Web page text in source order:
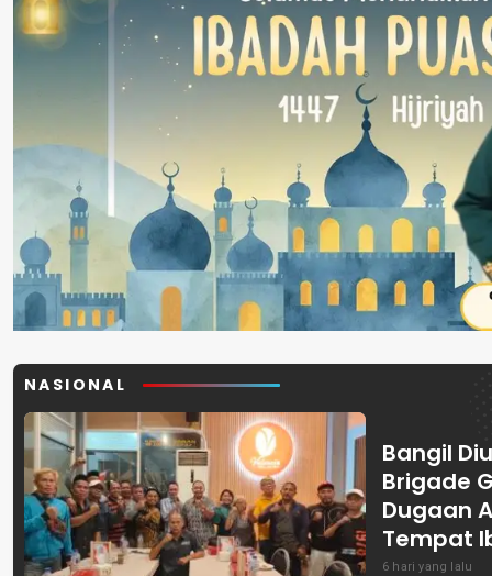
NASIONAL
Bangil
Brigade
Dugaan
Tempat
6 hari yang lalu